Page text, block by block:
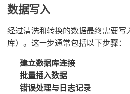
数据写入
经过清洗和转换的数据最终需要写
库）。这一步通常包括以下步骤：
建立数据库连接
批量插入数据
错误处理与日志记录